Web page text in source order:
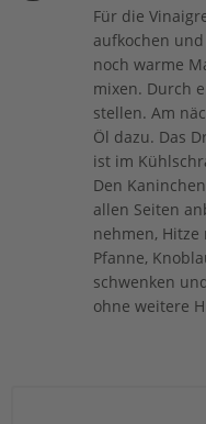
Für die
aufkochen
noch warme
mixen. Durch
stellen. Am
Öl dazu. Das
ist im
Den
allen Seiten
nehmen,
Pfanne,
schwenken
ohne weitere